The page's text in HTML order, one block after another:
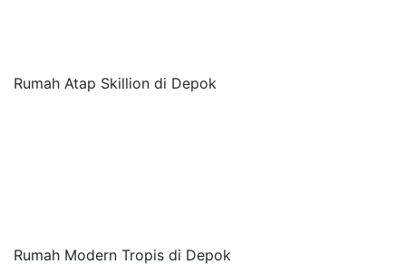
Rumah Atap Skillion di Depok
Rumah Modern Tropis di Depok